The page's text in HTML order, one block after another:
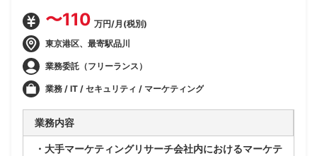
〜110 万円/月(税別)
東京港区、最寄駅品川
業務委託（フリーランス）
業務 / IT / セキュリティ / マーケティング
業務内容
・大手マーケティングリサーチ会社内におけるマーケテ